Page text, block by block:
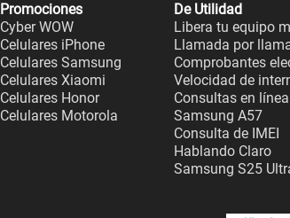
Promociones
Cyber WOW
Celulares iPhone
Celulares Samsung
Celulares Xiaomi
Celulares Honor
Celulares Motorola
De Utilidad
Libera tu equipo
Llamada por
Comprobantes
Velocidad de
Consultas en línea
Samsung A57
Consulta de IMEI
Hablando Claro
Samsung S25